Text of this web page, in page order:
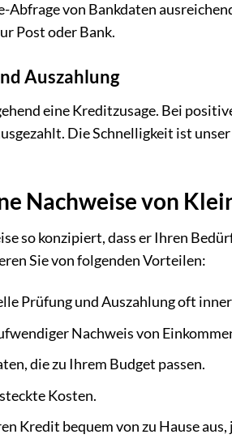
von Bankdaten
Post oder Bank.
Auszahlung
eine Kreditzusage. Bei
Die Schnelligkeit ist
Nachweise von
so konzipiert, dass er Ihren
Sie von folgenden Vorteilen:
Prüfung und Auszahlung oft
Nachweis von
die zu Ihrem Budget passen.
Kosten.
Kredit bequem von zu Hause